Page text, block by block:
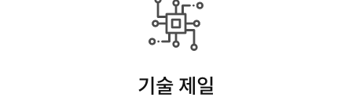
기술 제일